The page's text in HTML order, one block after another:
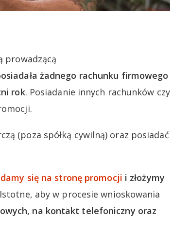
prowadzącą
żadnego rachunku firmowego
rok. Posiadanie innych rachunków czy
(poza spółką cywilną) oraz posiadać
się na stronę promocji i złożymy
aby w procesie wnioskowania
na kontakt telefoniczny oraz